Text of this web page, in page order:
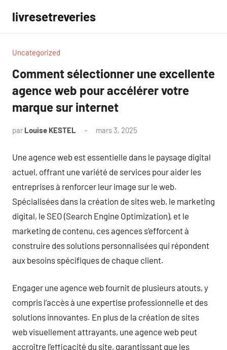
contenu
livresetreveries
Uncategorized
Comment sélectionner une excellente
agence web pour accélérer votre
marque sur internet
par Louise KESTEL mars 3, 2025
Une agence web est essentielle dans le paysage digital
actuel, offrant une variété de services pour aider les
entreprises à renforcer leur image sur le web.
Spécialisées dans la création de sites web, le marketing
digital, le SEO (Search Engine Optimization), et le
marketing de contenu, ces agences s’efforcent à
construire des solutions personnalisées qui répondent
aux besoins spécifiques de chaque client.
Engager une agence web fournit de plusieurs atouts, y
compris l’accès à une expertise professionnelle et des
solutions innovantes. En plus de la création de sites
web visuellement attrayants, une agence web peut
accroître l’efficacité du site, garantissant que les